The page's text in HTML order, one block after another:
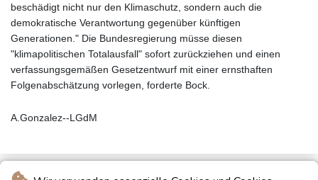
beschädigt nicht nur den Klimaschutz, sondern auch die
demokratische Verantwortung gegenüber künftigen
Generationen." Die Bundesregierung müsse diesen
"klimapolitischen Totalausfall" sofort zurückziehen und einen
verfassungsgemäßen Gesetzentwurf mit einer ernsthaften
Folgenabschätzung vorlegen, forderte Bock.
A.Gonzalez--LGdM